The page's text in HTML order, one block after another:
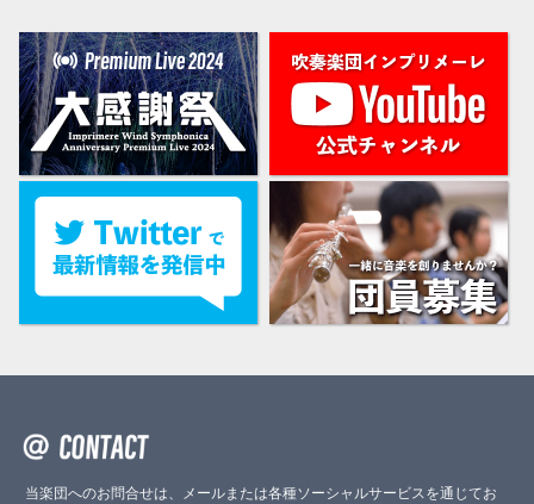
当楽団へのお問合せは、メールまたは各種ソーシャルサービスを通じてお